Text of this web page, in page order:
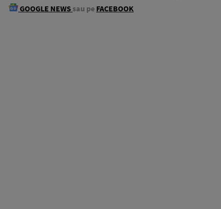
GOOGLE NEWS sau pe FACEBOOK